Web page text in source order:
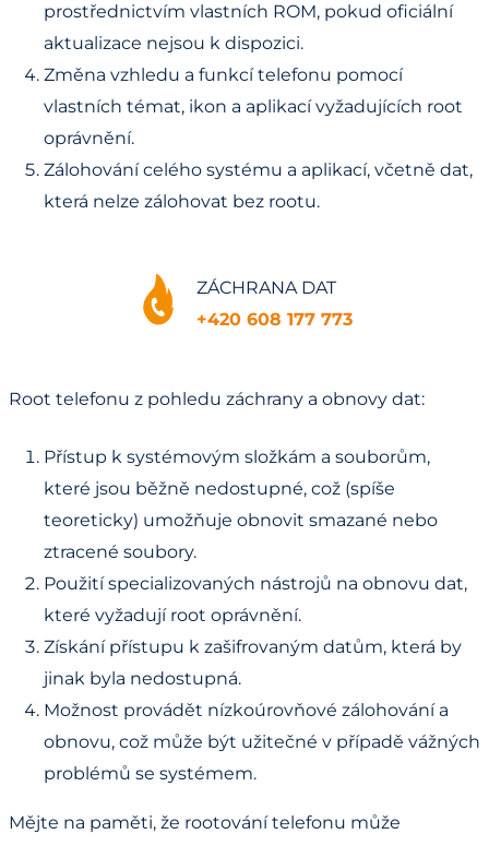
prostřednictvím vlastních ROM, pokud oficiální
aktualizace nejsou k dispozici.
Změna vzhledu a funkcí telefonu pomocí
vlastních témat, ikon a aplikací vyžadujících root
oprávnění.
Zálohování celého systému a aplikací, včetně dat,
která nelze zálohovat bez rootu.
ZÁCHRANA DAT
+420 608 177 773
Root telefonu z pohledu záchrany a obnovy dat:
Přístup k systémovým složkám a souborům,
které jsou běžně nedostupné, což (spíše
teoreticky) umožňuje obnovit smazané nebo
ztracené soubory.
Použití specializovaných nástrojů na obnovu dat,
které vyžadují root oprávnění.
Získání přístupu k zašifrovaným datům, která by
jinak byla nedostupná.
Možnost provádět nízkoúrovňové zálohování a
obnovu, což může být užitečné v případě vážných
problémů se systémem.
Mějte na paměti, že rootování telefonu může